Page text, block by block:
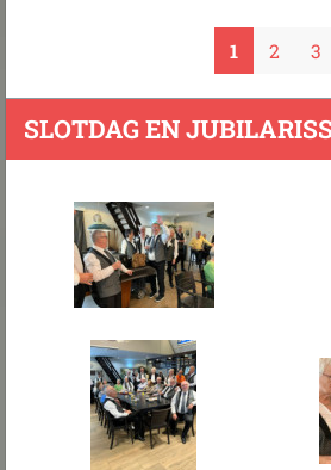
1 2 3
SLOTDAG EN